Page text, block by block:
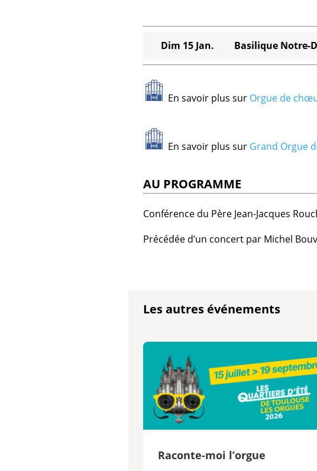
Dim 15 Jan. Basilique Notre-
En savoir plus sur Orgue de
En savoir plus sur Grand Orgue
AU PROGRAMME
Conférence du Père Jean-Jacques
Précédée d’un concert par Michel
Les autres événements
Raconte-moi l’orgue